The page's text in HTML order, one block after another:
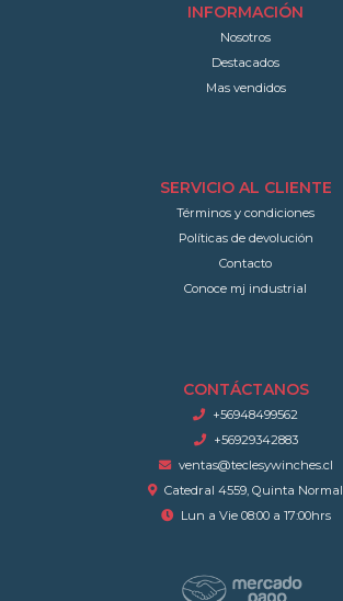
INFORMACIÓN
Nosotros
Destacados
Mas vendidos
SERVICIO AL CLIENTE
Términos y condiciones
Políticas de devolución
Contacto
Conoce mj industrial
CONTÁCTANOS
+56948499562
+56929342883
ventas@teclesywinches.cl
Catedral 4559, Quinta Normal
Lun a Vie 08:00 a 17:00hrs